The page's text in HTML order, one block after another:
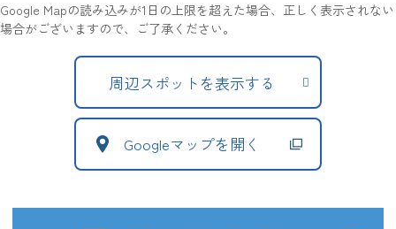
Google Mapの読み込みが1日の上限を超えた場合、正しく表示されない
場合がございますので、ご了承ください。
周辺スポットを表示する
Googleマップを開く